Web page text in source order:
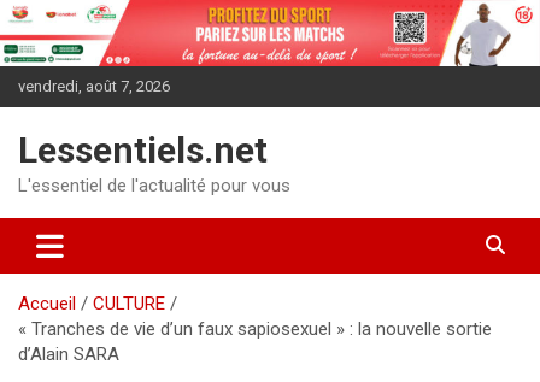
Aller
au
contenu
vendredi, août 7, 2026
Lessentiels.net
L'essentiel de l'actualité pour vous
Accueil
CULTURE
« Tranches de vie d’un faux sapiosexuel » : la nouvelle sortie
d’Alain SARA